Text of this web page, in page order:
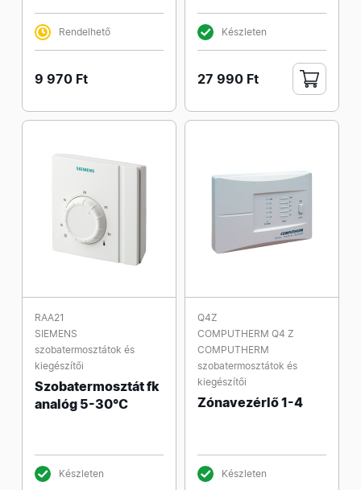
Rendelhető
9 970 Ft
Készleten
27 990 Ft
RAA21
SIEMENS
szobatermosztátok és
kiegészítői
Szobatermosztát fk
analóg 5-30°C
Készleten
Q4Z
COMPUTHERM Q4 Z
COMPUTHERM
szobatermosztátok és
kiegészítői
Zónavezérlő 1-4
Készleten